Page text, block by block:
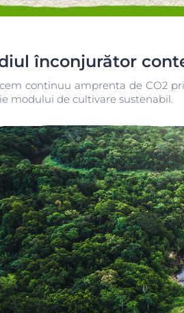
părului
înconjurător
continuu amprenta de CO2
modului de cultivare sustenabil.